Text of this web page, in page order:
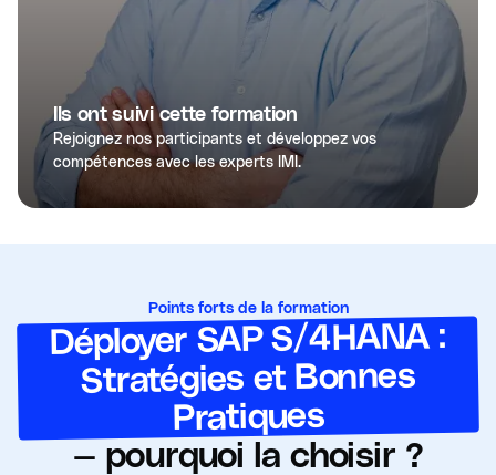
Ils ont suivi cette formation
Rejoignez nos participants et développez vos
compétences avec les experts IMI.
Points forts de la formation
Déployer SAP S/4HANA :
Stratégies et Bonnes
Pratiques
— pourquoi la choisir ?